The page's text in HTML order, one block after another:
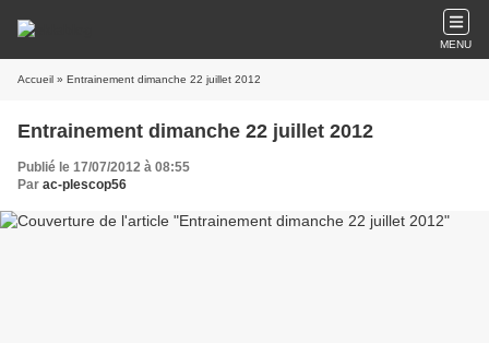
MENU
Accueil » Entrainement dimanche 22 juillet 2012
Entrainement dimanche 22 juillet 2012
Publié le 17/07/2012 à 08:55
Par ac-plescop56